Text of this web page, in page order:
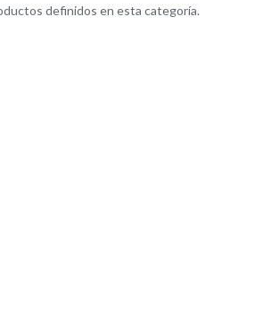
definidos en esta categoría.